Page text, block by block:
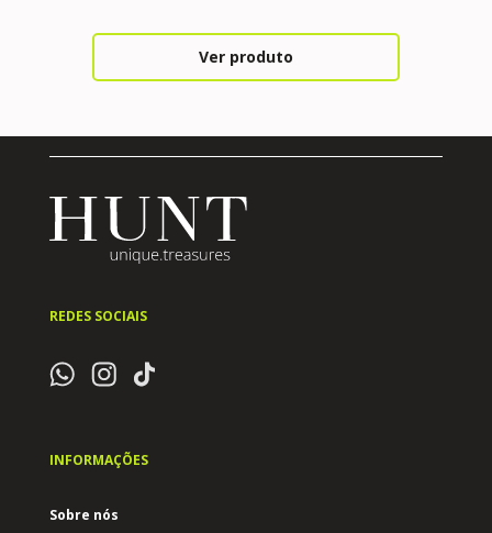
Ver produto
REDES SOCIAIS
INFORMAÇÕES
Sobre nós